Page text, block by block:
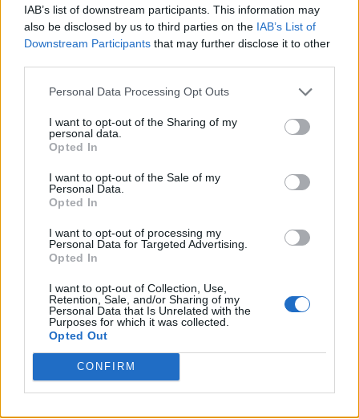
IAB’s list of downstream participants. This information may
also be disclosed by us to third parties on the IAB’s List of
Downstream Participants that may further disclose it to other
Personal Data Processing Opt Outs
I want to opt-out of the Sharing of my
personal data.
Opted In
I want to opt-out of the Sale of my
Personal Data.
Opted In
I want to opt-out of processing my
Personal Data for Targeted Advertising.
Opted In
I want to opt-out of Collection, Use,
Retention, Sale, and/or Sharing of my
Personal Data that Is Unrelated with the
Purposes for which it was collected.
Opted Out
CONFIRM
C
A E
R
C
U R
A
C
E R
A
U L
E
A
I A
U C
R C
E
I R
E
R E
A
U R
BUSCAR MÁS